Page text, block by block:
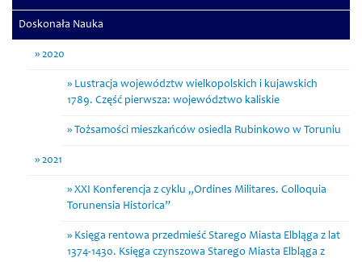
Doskonała Nauka
2020
Lustracja województw wielkopolskich i kujawskich
1789. Część pierwsza: województwo kaliskie
Tożsamości mieszkańców osiedla Rubinkowo w Toruniu
2021
XXI Konferencja z cyklu „Ordines Militares. Colloquia
Torunensia Historica”
Księga rentowa przedmieść Starego Miasta Elbląga z lat
1374-1430. Księga czynszowa Starego Miasta Elbląga z